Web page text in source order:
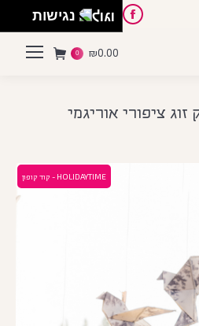
Facebook
Pinterest
Instagram
English
₪0.00
0
זוג ציפורי אוריגמי
HOLIDAYTIME - קוד קופון
נגישות